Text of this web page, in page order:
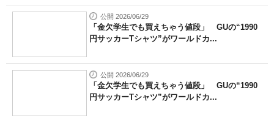
公開 2026/06/29
「金欠学生でも買えちゃう値段」 GUの“1990
円サッカーTシャツ”がワールドカ...
公開 2026/06/29
「金欠学生でも買えちゃう値段」 GUの“1990
円サッカーTシャツ”がワールドカ...